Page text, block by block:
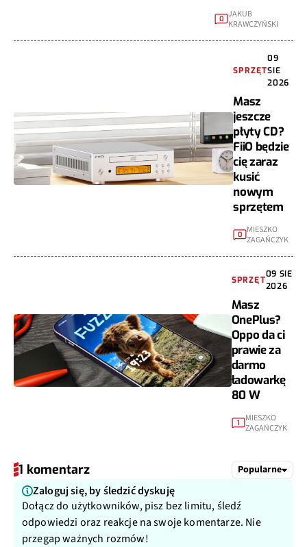
0 JAKUB
KRAWCZYŃSKI
SPRZĘT
09
SIE
2026
Masz
jeszcze
płyty CD?
FiiO będzie
cię zaraz
kusić
nowym
sprzętem
0
MIESZKO
ZAGAŃCZYK
SPRZĘT
09 SIE
2026
Masz
OnePlus?
Oppo da ci
prawie za
darmo
ładowarkę
80 W
1
MIESZKO
ZAGAŃCZYK
1 komentarz Popularne
Zaloguj się, by śledzić dyskuję
Dołącz do użytkowników, pisz bez limitu, śledź
odpowiedzi oraz reakcje na swoje komentarze. Nie
przegap ważnych rozmów!